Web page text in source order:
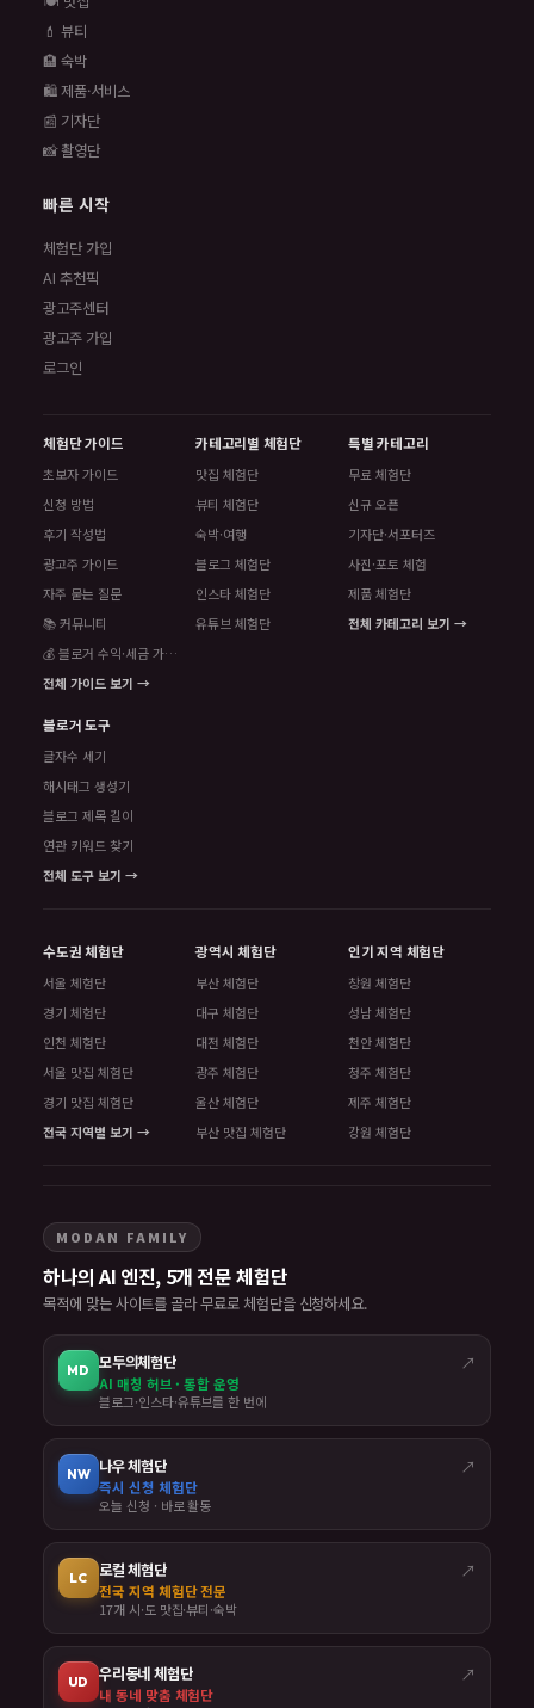
💄 뷰티
🏨 숙박
🛍️ 제품·서비스
📰 기자단
📸 촬영단
빠른 시작
체험단 가입
AI 추천픽
광고주센터
광고주 가입
로그인
체험단 가이드
초보자 가이드
신청 방법
후기 작성법
광고주 가이드
자주 묻는 질문
📚 커뮤니티
💰 블로거 수익·세금 가이드
전체 가이드 보기 →
카테고리별 체험단
맛집 체험단
뷰티 체험단
숙박·여행
블로그 체험단
인스타 체험단
유튜브 체험단
특별 카테고리
무료 체험단
신규 오픈
기자단·서포터즈
사진·포토 체험
제품 체험단
전체 카테고리 보기 →
블로거 도구
글자수 세기
해시태그 생성기
블로그 제목 길이
연관 키워드 찾기
전체 도구 보기 →
수도권 체험단
서울 체험단
경기 체험단
인천 체험단
서울 맛집 체험단
경기 맛집 체험단
전국 지역별 보기 →
광역시 체험단
부산 체험단
대구 체험단
대전 체험단
광주 체험단
울산 체험단
부산 맛집 체험단
인기 지역 체험단
창원 체험단
성남 체험단
천안 체험단
청주 체험단
제주 체험단
강원 체험단
MODAN FAMILY
하나의 AI 엔진, 5개 전문 체험단
목적에 맞는 사이트를 골라 무료로 체험단을 신청하세요.
MD 모두의체험단 ↗
AI 매칭 허브 · 통합 운영
블로그·인스타·유튜브를 한 번에
NW 나우 체험단 ↗
즉시 신청 체험단
오늘 신청 · 바로 활동
LC 로컬 체험단 ↗
전국 지역 체험단 전문
17개 시·도 맛집·뷰티·숙박
UD 우리동네 체험단 ↗
내 동네 맞춤 체험단